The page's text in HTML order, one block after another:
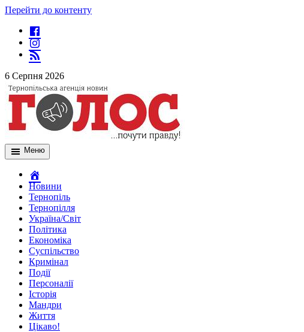
Перейти до контенту
6 Серпня 2026
Меню
Новини
Тернопіль
Тернопілля
Україна/Світ
Політика
Економіка
Суспільство
Кримінал
Події
Персоналії
Історія
Мандри
Життя
Цікаво!